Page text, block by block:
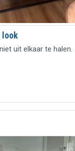
look
uit elkaar te halen.